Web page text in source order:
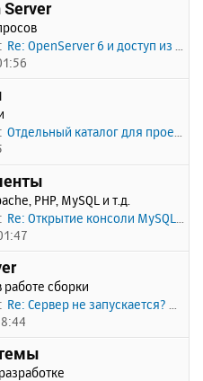
Re: OpenServer 6 и доступ из …
Отдельный каталог для проекто…
PHP, MySQL и т.д.
Re: Открытие консоли MySQL по…
сборки
Re: Сервер не запускается? Пи…